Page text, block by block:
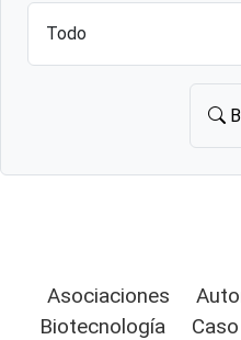
Asociaciones
Biotecnología